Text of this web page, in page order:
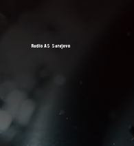
Radio AS Sarajevo